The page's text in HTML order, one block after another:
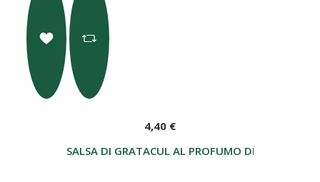
SALSA DI GRATACUL AL PROFUMO DI GRAPPA
4,40 €